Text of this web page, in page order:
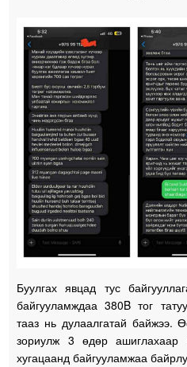
Буулгах явцад тус
байгууламждаа 380B тог
тааз нь дулаалгатай байжээ.
зориулж 3 өдөр ашиглахаар
хугацаанд байгууламжаа